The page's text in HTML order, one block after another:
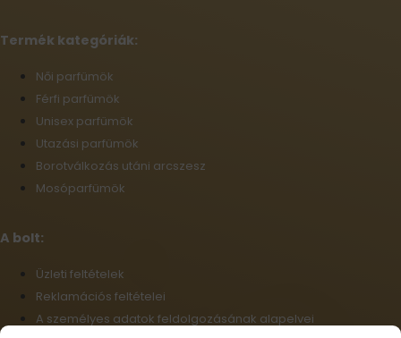
Termék kategóriák:
Női parfümök
Férfi parfümök
Unisex parfümök
Utazási parfümök
Borotválkozás utáni arcszesz
Mosóparfümök
A bolt:
Üzleti feltételek
Reklamációs feltételei
A személyes adatok feldolgozásának alapelvei